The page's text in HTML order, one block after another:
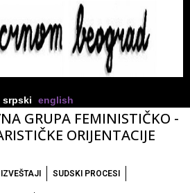
srpski english
GRUPA FEMINISTIČKO -
ORIJENTACIJE
IZVEŠTAJI SUDSKI PROCESI